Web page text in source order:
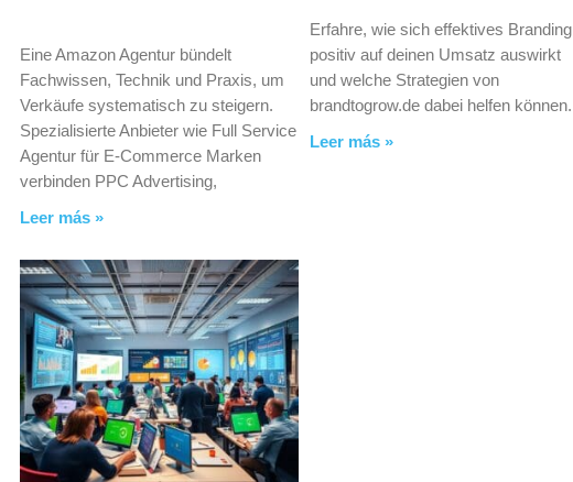
Eine Amazon Agentur bündelt
Fachwissen, Technik und Praxis, um
Verkäufe systematisch zu steigern.
Spezialisierte Anbieter wie Full Service
Agentur für E-Commerce Marken
verbinden PPC Advertising,
Leer más »
Erfahre, wie sich effektives Branding
positiv auf deinen Umsatz auswirkt
und welche Strategien von
brandtogrow.de dabei helfen können.
Leer más »